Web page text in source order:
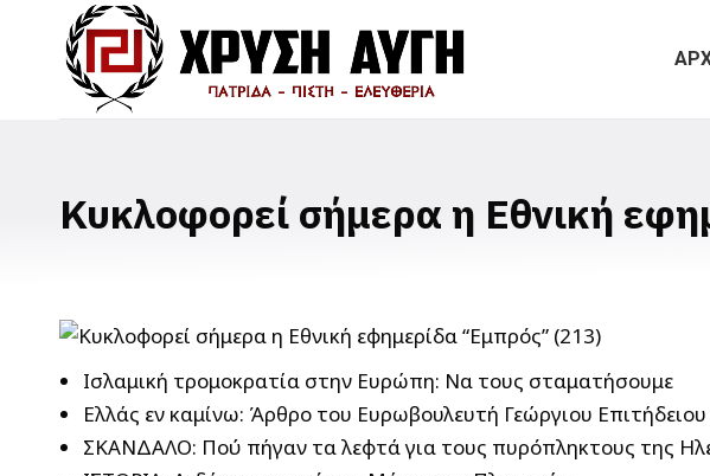
Κυκλοφορεί σήμερα η Εθνική
Ισλαμική τρομοκρατία στην Ευρώπη: Να τους σταματήσουμε
Ελλάς εν καμίνω: Άρθρο του Ευρωβουλευτή Γεώργιου Επιτήδειου
ΣΚΑΝΔΑΛΟ: Πού πήγαν τα λεφτά για τους πυρόπληκτους της